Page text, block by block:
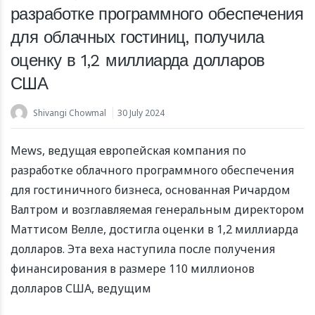
млн евро для расширения международной
деятельности
22 March 2024
разработке программного обеспечения
для облачных гостиниц, получила
оценку в 1,2 миллиарда долларов
США
Shivangi Chowmal 30 July 2024
Mews, ведущая европейская компания по
разработке облачного программного обеспечения
для гостиничного бизнеса, основанная Ричардом
Валтром и возглавляемая генеральным директором
Маттисом Велле, достигла оценки в 1,2 миллиарда
долларов. Эта веха наступила после получения
финансирования в размере 110 миллионов
долларов США, ведущим